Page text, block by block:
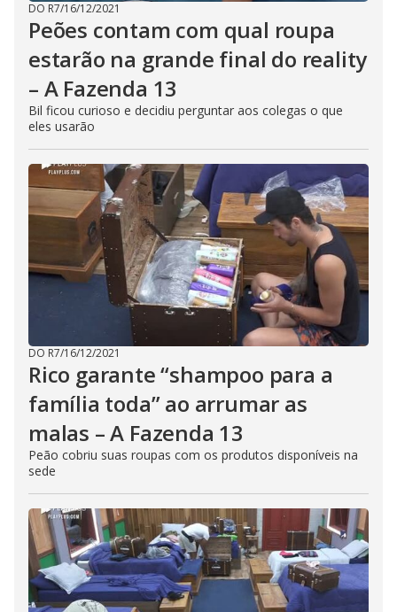
DO R7/16/12/2021
Peões contam com qual roupa
estarão na grande final do reality
– A Fazenda 13
Bil ficou curioso e decidiu perguntar aos colegas o que
eles usarão
DO R7/16/12/2021
Rico garante “shampoo para a
família toda” ao arrumar as
malas – A Fazenda 13
Peão cobriu suas roupas com os produtos disponíveis na
sede